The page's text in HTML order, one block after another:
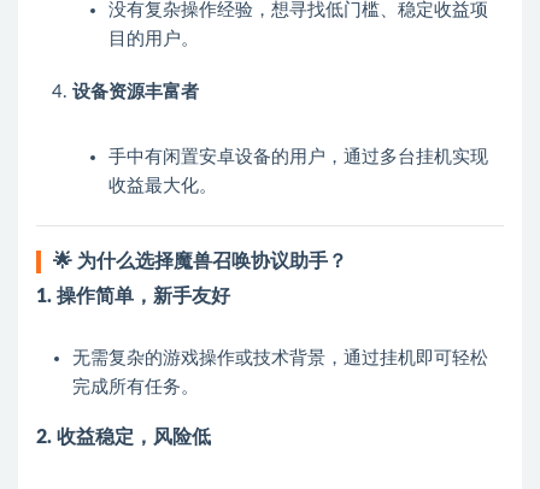
没有复杂操作经验，想寻找低门槛、稳定收益项
目的用户。
设备资源丰富者
手中有闲置安卓设备的用户，通过多台挂机实现
收益最大化。
🌟 为什么选择魔兽召唤协议助手？
1. 操作简单，新手友好
无需复杂的游戏操作或技术背景，通过挂机即可轻松
完成所有任务。
2. 收益稳定，风险低